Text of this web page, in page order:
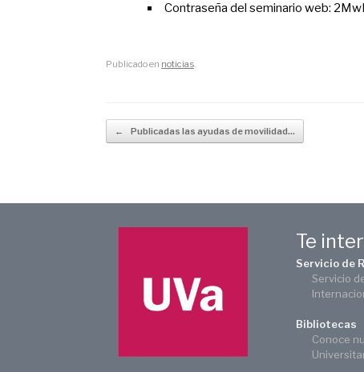
Contraseña del seminario web:
Publicado en noticias
Navegador de artículos
← Publicadas las ayudas de movilidad…
Te
Servicio de
Servicio
Bibliotecas
Conoce